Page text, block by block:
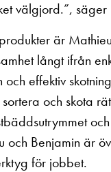
välgjord.”, säger
är
långt ifrån
effektiv
och skota
och Benjamin är
för jobbet.